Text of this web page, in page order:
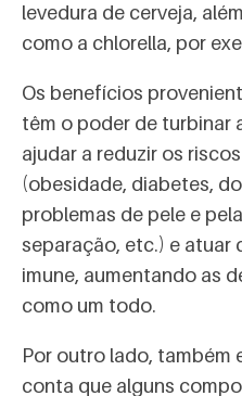
levedura de cerveja,
como a chlorella, por
Os benefícios
têm o poder de turbinar
ajudar a reduzir os
(obesidade, diabetes,
problemas de pele e
separação, etc.) e atuar
imune, aumentando as
como um todo.
Por outro lado, também
conta que alguns